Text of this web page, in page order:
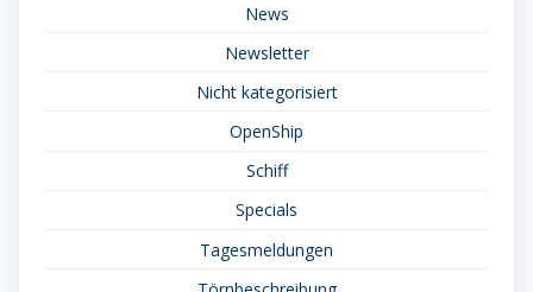
News
Newsletter
Nicht kategorisiert
OpenShip
Schiff
Specials
Tagesmeldungen